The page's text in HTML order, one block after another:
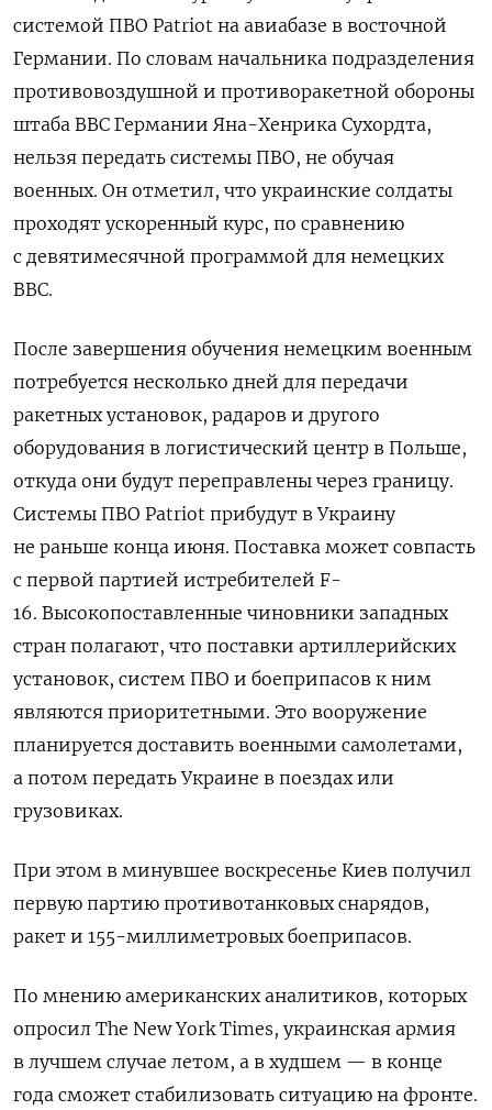
системой ПВО Patriot на авиабазе в восточной
Германии. По словам начальника подразделения
противовоздушной и противоракетной обороны
штаба ВВС Германии Яна-Хенрика Сухордта,
нельзя передать системы ПВО, не обучая
военных. Он отметил, что украинские солдаты
проходят ускоренный курс, по сравнению
с девятимесячной программой для немецких
ВВС.
После завершения обучения немецким военным
потребуется несколько дней для передачи
ракетных установок, радаров и другого
оборудования в логистический центр в Польше,
откуда они будут переправлены через границу.
Системы ПВО Patriot прибудут в Украину
не раньше конца июня. Поставка может совпасть
с первой партией истребителей F-
16. Высокопоставленные чиновники западных
стран полагают, что поставки артиллерийских
установок, систем ПВО и боеприпасов к ним
являются приоритетными. Это вооружение
планируется доставить военными самолетами,
а потом передать Украине в поездах или
грузовиках.
При этом в минувшее воскресенье Киев получил
первую партию противотанковых снарядов,
ракет и 155-миллиметровых боеприпасов.
По мнению американских аналитиков, которых
опросил The New York Times, украинская армия
в лучшем случае летом, а в худшем — в конце
года сможет стабилизовать ситуацию на фронте.